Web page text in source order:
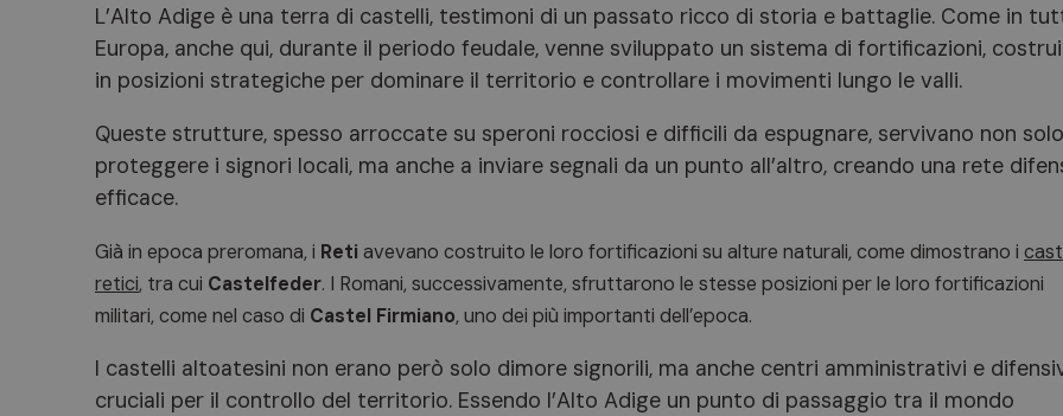
L’Alto Adige è una terra di castelli, testimoni di un passato ricco di storia e battaglie. Come in
Europa, anche qui, durante il periodo feudale, venne sviluppato un sistema di fortificazioni,
in posizioni strategiche per dominare il territorio e controllare i movimenti lungo le valli.
Queste strutture, spesso arroccate su speroni rocciosi e difficili da espugnare, servivano non
proteggere i signori locali, ma anche a inviare segnali da un punto all’altro, creando una rete
efficace.
Già in epoca preromana, i Reti avevano costruito le loro fortificazioni su alture naturali, come dimostrano i
retici, tra cui Castelfeder. I Romani, successivamente, sfruttarono le stesse posizioni per le loro fortificazioni
militari, come nel caso di Castel Firmiano, uno dei più importanti dell’epoca.
I castelli altoatesini non erano però solo dimore signorili, ma anche centri amministrativi e
cruciali per il controllo del territorio. Essendo l’Alto Adige un punto di passaggio tra il mondo